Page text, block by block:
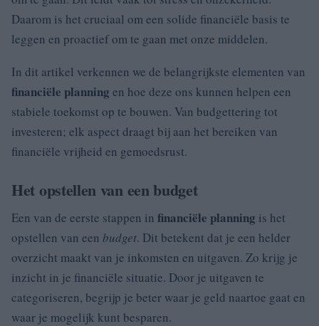
Daarom is het cruciaal om een solide financiële basis te
leggen en proactief om te gaan met onze middelen.
In dit artikel verkennen we de belangrijkste elementen van
financiële planning en hoe deze ons kunnen helpen een
stabiele toekomst op te bouwen. Van budgettering tot
investeren; elk aspect draagt bij aan het bereiken van
financiële vrijheid en gemoedsrust.
Het opstellen van een budget
Een van de eerste stappen in financiële planning is het
opstellen van een budget. Dit betekent dat je een helder
overzicht maakt van je inkomsten en uitgaven. Zo krijg je
inzicht in je financiële situatie. Door je uitgaven te
categoriseren, begrijp je beter waar je geld naartoe gaat en
waar je mogelijk kunt besparen.